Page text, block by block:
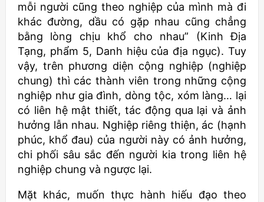
mỗi người cũng theo nghiệp của mình mà đi
khác đường, dầu có gặp nhau cũng chẳng
bằng lòng chịu khổ cho nhau” (Kinh Địa
Tạng, phẩm 5, Danh hiệu của địa ngục). Tuy
vậy, trên phương diện cộng nghiệp (nghiệp
chung) thì các thành viên trong những cộng
nghiệp như gia đình, dòng tộc, xóm làng… lại
có liên hệ mật thiết, tác động qua lại và ảnh
hưởng lẫn nhau. Nghiệp riêng thiện, ác (hạnh
phúc, khổ đau) của người này có ảnh hưởng,
chi phối sâu sắc đến người kia trong liên hệ
nghiệp chung và ngược lại.
Mặt khác, muốn thực hành hiếu đạo theo